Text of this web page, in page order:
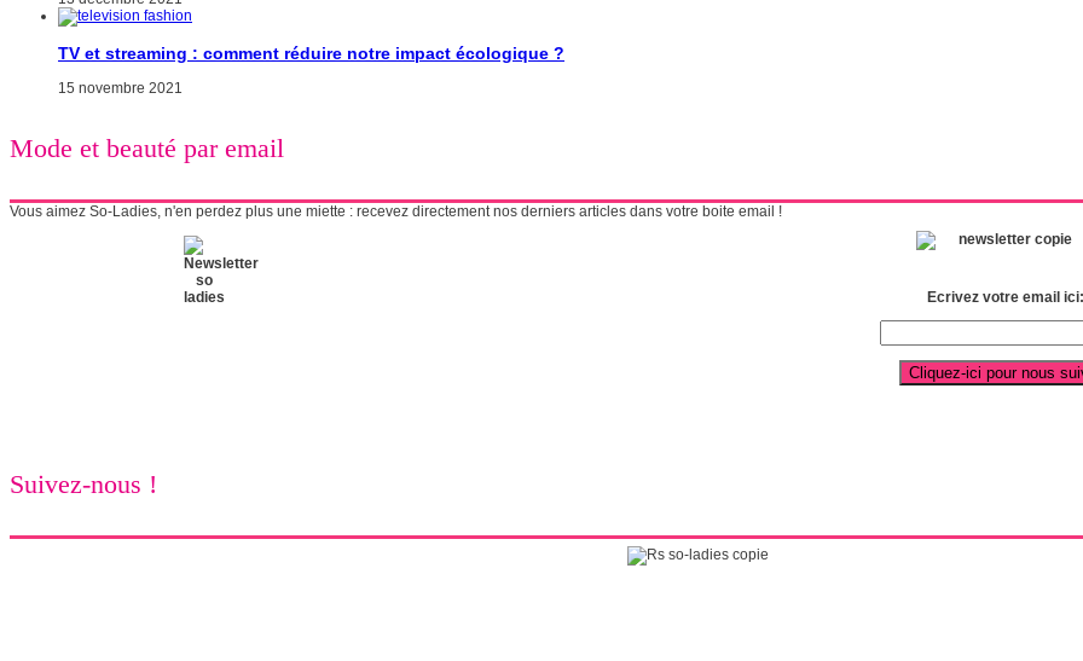
TV et streaming : comment réduire notre impact écologique ?
15 novembre 2021
Mode et beauté par email
Vous aimez So-Ladies, n'en perdez plus une miette : recevez directement nos derniers articles dans votre boite email !
Ecrivez votre email ici:
Suivez-nous !